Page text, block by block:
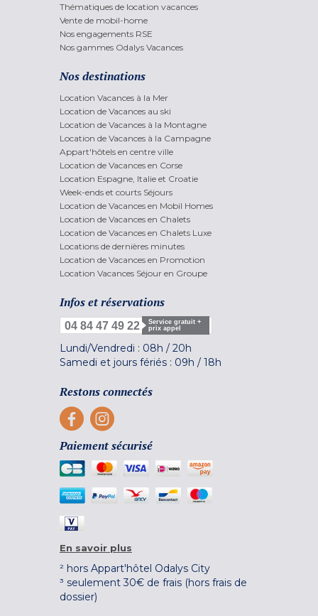
Thématiques de location vacances
Vente de mobil-home
Nos engagements RSE
Nos gammes Odalys Vacances
Nos destinations
Location Vacances à la Mer
Location de Vacances au ski
Location de Vacances à la Montagne
Location de Vacances à la Campagne
Appart'hôtels en centre ville
Location de Vacances en Corse
Location Espagne, Italie et Croatie
Week-ends et courts Séjours
Location de Vacances en Mobil Homes
Location de Vacances en Chalets
Location de Vacances en Chalets Luxe
Locations de dernières minutes
Location de Vacances en Promotion
Location Vacances Séjour en Groupe
Infos et réservations
04 84 47 49 22
Service gratuit +
prix appel
Lundi/Vendredi : 08h / 20h
Samedi et jours fériés : 09h / 18h
Restons connectés
Paiement sécurisé
En savoir plus
² hors Appart'hôtel Odalys City
³ seulement 30€ de frais (hors frais de
dossier)